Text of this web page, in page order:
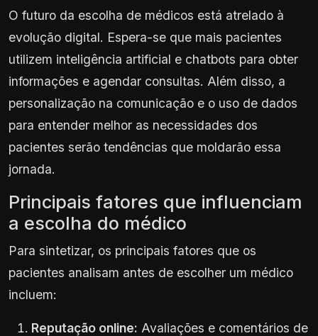
O futuro da escolha de médicos está atrelado à
evolução digital. Espera-se que mais pacientes
utilizem inteligência artificial e chatbots para obter
informações e agendar consultas. Além disso, a
personalização na comunicação e o uso de dados
para entender melhor as necessidades dos
pacientes serão tendências que moldarão essa
jornada.
Principais fatores que influenciam
a escolha do médico
Para sintetizar, os principais fatores que os
pacientes analisam antes de escolher um médico
incluem:
Reputação online: Avaliações e comentários de